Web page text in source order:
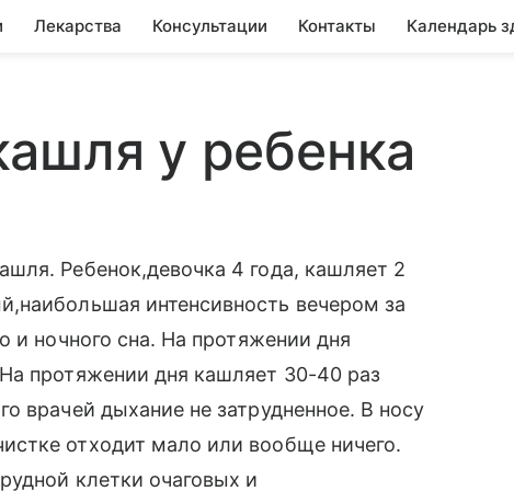
Лекарства Консультации Контакты Календарь
у ребенка
Ребенок,девочка 4 года, кашляет 2
интенсивность вечером за
и ночного сна. На протяжении дня
протяжении дня кашляет 30-40 раз
врачей дыхание не затрудненное. В носу
отходит мало или вообще ничего.
клетки очаговых и